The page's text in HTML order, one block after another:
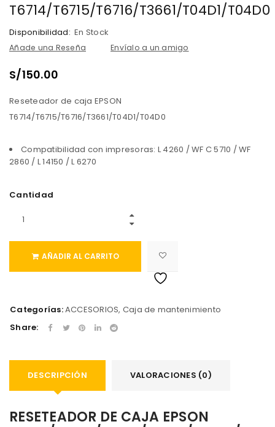
T6714/T6715/T6716/T3661/T04D1/T04D0
Disponibilidad: En Stock
Añade una Reseña Envíalo a un amigo
S/150.00
Reseteador de caja EPSON
T6714/T6715/T6716/T3661/T04D1/T04D0
Compatibilidad con impresoras: L 4260 / WF C 5710 / WF
2860 / L 14150 / L 6270
Cantidad
AÑADIR AL CARRITO
Categorías:ACCESORIOS, Caja de mantenimiento
Share:
DESCRIPCIÓN VALORACIONES (0)
RESETEADOR DE CAJA EPSON